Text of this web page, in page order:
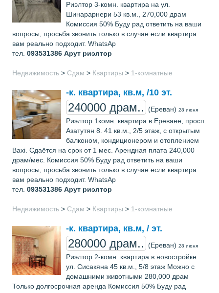
Риэлтор 3-комн. квартира на ул.
Шинарарнери 53 кв.м., 270,000 драм
Комиссия 50% Буду рад ответить на ваши
вопросы, просьба звонить только в случае если квартира
вам реально подходит. WhatsAp
тел. 093531386 Арут риэлтор
Недвижимость > Сдам > Квартиры > 1-комнатные
-к. квартира, кв.м, /10 эт.
240000 драм.. (Ереван) 28 июня
Риэлтор 1комн. квартира в Ереване, просп.
Азатутян 8. 41 кв.м., 2/5 этаж, с открытым
балконом, кондиционером и отоплением
Baxi. Сдаётся на срок от 1 мес. Арендная плата 240,000
драм/мес. Комиссия 50% Буду рад ответить на ваши
вопросы, просьба звонить только в случае если квартира
вам реально подходит. WhatsAp
тел. 093531386 Арут риэлтор
Недвижимость > Сдам > Квартиры > 1-комнатные
-к. квартира, кв.м, / эт.
280000 драм.. (Ереван) 28 июня
Риэлтор 2-комн. квартира в новостройке
ул. Сисакяна 45 кв.м., 5/8 этаж Можно с
домашними животными 280,000 драм
Только долгосрочная аренда Комиссия 50% Буду рад